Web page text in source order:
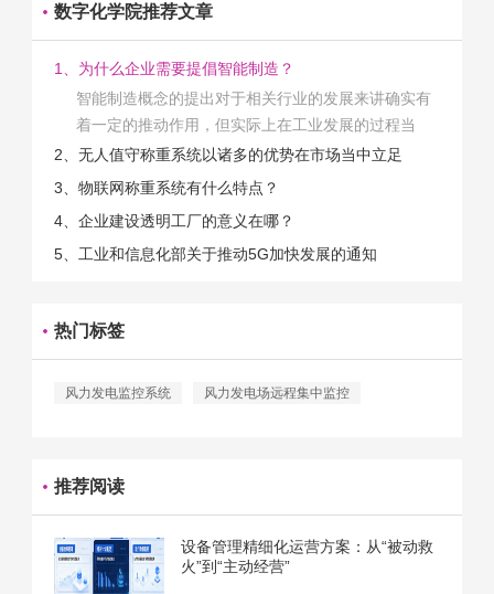
数字化学院推荐文章
1、为什么企业需要提倡智能制造？
智能制造概念的提出对于相关行业的发展来讲确实有
着一定的推动作用，但实际上在工业发展的过程当
中，能够推动相关产业发展的具体结束是非常的多
的。那么为什么企业一定需要...
2、无人值守称重系统以诸多的优势在市场当中立足
3、物联网称重系统有什么特点？
4、企业建设透明工厂的意义在哪？
5、工业和信息化部关于推动5G加快发展的通知
热门标签
风力发电监控系统 风力发电场远程集中监控
推荐阅读
设备管理精细化运营方案：从“被动救
火”到“主动经营”